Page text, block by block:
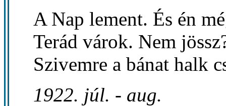
A Nap lement. És én
Terád várok. Nem
Szivemre a bánat halk
1922. júl. - aug.